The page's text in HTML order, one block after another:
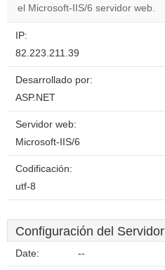
el Microsoft-IIS/6 servidor web.
IP:
82.223.211.39
Desarrollado por:
ASP.NET
Servidor web:
Microsoft-IIS/6
Codificación:
utf-8
Configuración del Servidor
Date: --